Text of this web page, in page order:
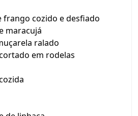
frango cozido e desfiado
maracujá
ralado
em rodelas